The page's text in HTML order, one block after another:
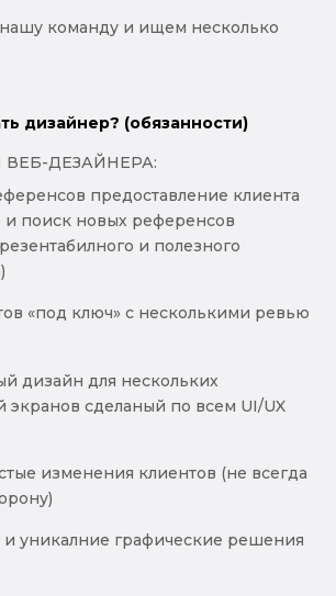
команду и ищем несколько
дизайнер? (обязанности)
ВЕБ-ДЕЗАЙНЕРА:
предоставление клиента
и поиск новых референсов
и полезного
«под ключ» с несколькими ревью
дизайн для нескольких
экранов сделаный по всем UI/UX
изменения клиентов (не всегда
и уникалние графические решения